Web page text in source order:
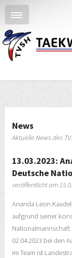
News
Aktuelle News des
13.03.2023:
Deutsche
veröffentlicht am
Ananda Leon
aufgrund seiner
Nationalmannschaft
02.04.2023 bei den
im Team ist